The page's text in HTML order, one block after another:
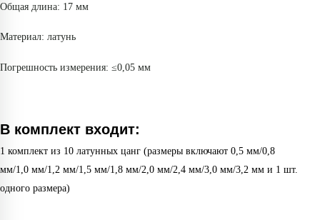
Общая длина: 17 мм
Материал: латунь
Погрешность измерения: ≤0,05 мм
В комплект входит:
1 комплект из 10 латунных цанг (размеры включают 0,5 мм/0,8
мм/1,0 мм/1,2 мм/1,5 мм/1,8 мм/2,0 мм/2,4 мм/3,0 мм/3,2 мм и 1 шт.
одного размера)